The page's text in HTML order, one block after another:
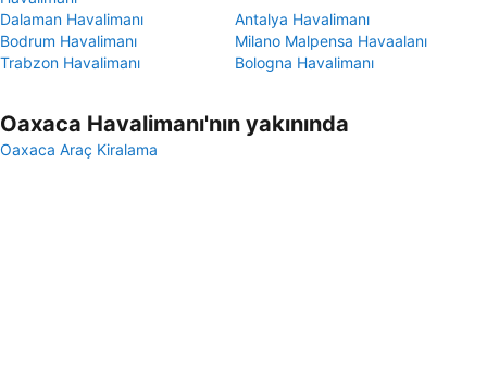
Dalaman Havalimanı
Antalya Havalimanı
Bodrum Havalimanı
Milano Malpensa Havaalanı
Trabzon Havalimanı
Bologna Havalimanı
Oaxaca Havalimanı'nın yakınında
Oaxaca Araç Kiralama